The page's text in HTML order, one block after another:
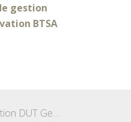
gestion
BTSA
Lettre de motivation DUT Gestion des Entreprises et des Administrations